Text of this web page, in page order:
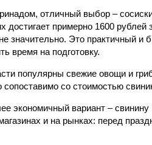
отличный выбор –
достигает примерно 1600 рублей
значительно. Это практичный и
время на подготовку.
популярны свежие овощи и
сопоставимо со стоимостью
экономичный вариант – свинину
и на рынках: перед